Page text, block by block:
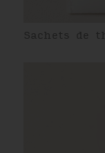
Sachets de